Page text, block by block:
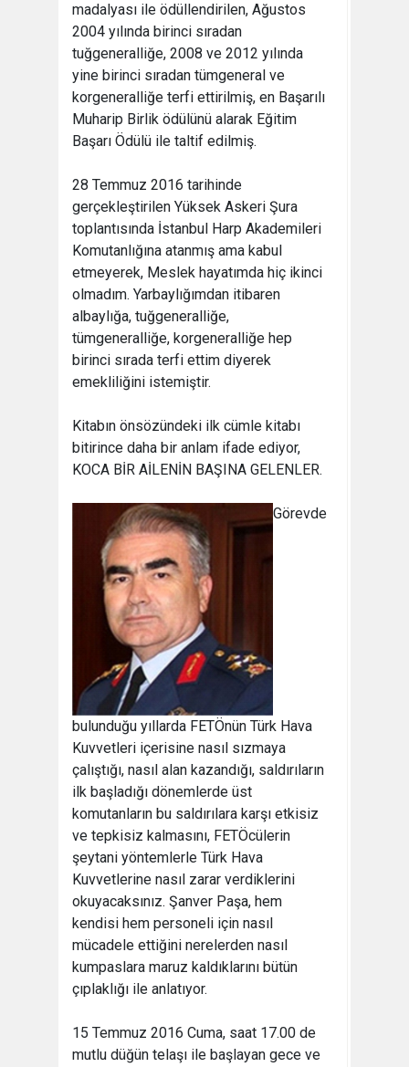
madalyası ile ödüllendirilen, Ağustos
2004 yılında birinci sıradan
tuğgeneralliğe, 2008 ve 2012 yılında
yine birinci sıradan tümgeneral ve
korgeneralliğe terfi ettirilmiş, en Başarılı
Muharip Birlik ödülünü alarak Eğitim
Başarı Ödülü ile taltif edilmiş.
28 Temmuz 2016 tarihinde
gerçekleştirilen Yüksek Askeri Şura
toplantısında İstanbul Harp Akademileri
Komutanlığına atanmış ama kabul
etmeyerek, Meslek hayatımda hiç ikinci
olmadım. Yarbaylığımdan itibaren
albaylığa, tuğgeneralliğe,
tümgeneralliğe, korgeneralliğe hep
birinci sırada terfi ettim diyerek
emekliliğini istemiştir.
Kitabın önsözündeki ilk cümle kitabı
bitirince daha bir anlam ifade ediyor,
KOCA BİR AİLENİN BAŞINA GELENLER.
Görevde
bulunduğu yıllarda FETÖnün Türk Hava
Kuvvetleri içerisine nasıl sızmaya
çalıştığı, nasıl alan kazandığı, saldırıların
ilk başladığı dönemlerde üst
komutanların bu saldırılara karşı etkisiz
ve tepkisiz kalmasını, FETÖcülerin
şeytani yöntemlerle Türk Hava
Kuvvetlerine nasıl zarar verdiklerini
okuyacaksınız. Şanver Paşa, hem
kendisi hem personeli için nasıl
mücadele ettiğini nerelerden nasıl
kumpaslara maruz kaldıklarını bütün
çıplaklığı ile anlatıyor.
15 Temmuz 2016 Cuma, saat 17.00 de
mutlu düğün telaşı ile başlayan gece ve